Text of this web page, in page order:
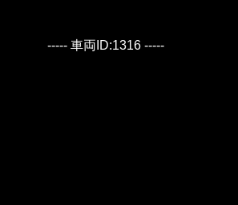
----- 車両ID:1316 -----